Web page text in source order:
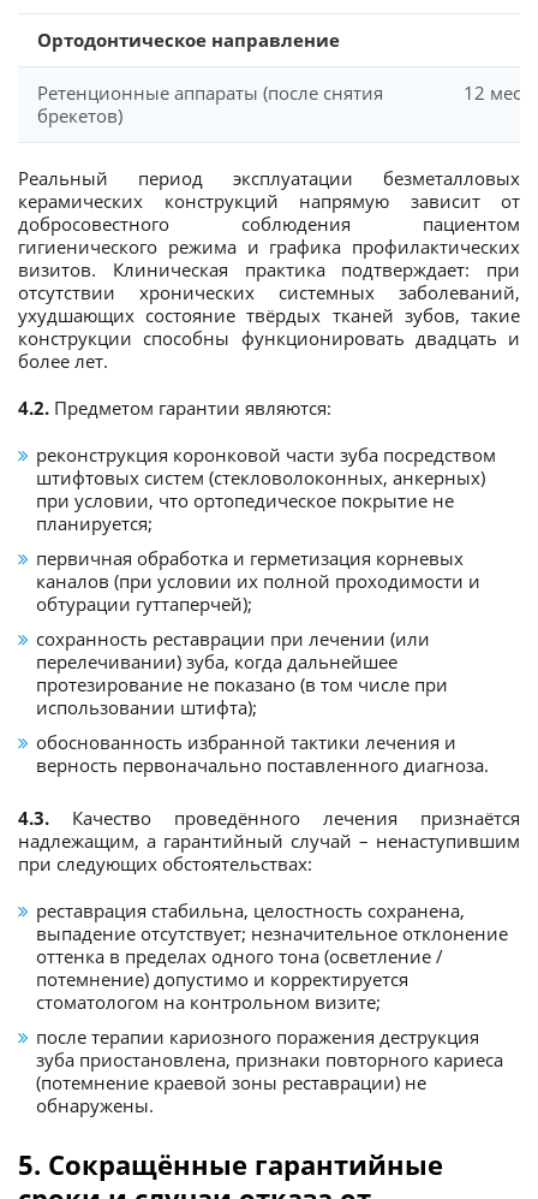
Ортодонтическое направление
Ретенционные аппараты (после снятия
брекетов)
12 мес.
Реальный период эксплуатации безметалловых
керамических конструкций напрямую зависит от
добросовестного соблюдения пациентом
гигиенического режима и графика профилактических
визитов. Клиническая практика подтверждает: при
отсутствии хронических системных заболеваний,
ухудшающих состояние твёрдых тканей зубов, такие
конструкции способны функционировать двадцать и
более лет.
4.2. Предметом гарантии являются:
реконструкция коронковой части зуба посредством
штифтовых систем (стекловолоконных, анкерных)
при условии, что ортопедическое покрытие не
планируется;
первичная обработка и герметизация корневых
каналов (при условии их полной проходимости и
обтурации гуттаперчей);
сохранность реставрации при лечении (или
перелечивании) зуба, когда дальнейшее
протезирование не показано (в том числе при
использовании штифта);
обоснованность избранной тактики лечения и
верность первоначально поставленного диагноза.
4.3. Качество проведённого лечения признаётся
надлежащим, а гарантийный случай – ненаступившим
при следующих обстоятельствах:
реставрация стабильна, целостность сохранена,
выпадение отсутствует; незначительное отклонение
оттенка в пределах одного тона (осветление /
потемнение) допустимо и корректируется
стоматологом на контрольном визите;
после терапии кариозного поражения деструкция
зуба приостановлена, признаки повторного кариеса
(потемнение краевой зоны реставрации) не
обнаружены.
5. Сокращённые гарантийные